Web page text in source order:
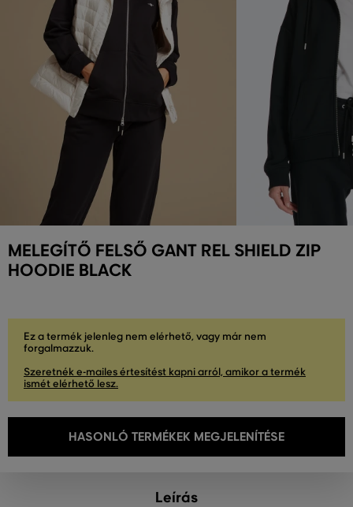
MELEGÍTŐ FELSŐ GANT REL SHIELD ZIP
HOODIE BLACK
Ez a termék jelenleg nem elérhető, vagy már nem
forgalmazzuk.
Szeretnék e-mailes értesítést kapni arról, amikor a termék
ismét elérhető lesz.
HASONLÓ TERMÉKEK MEGJELENÍTÉSE
Leírás